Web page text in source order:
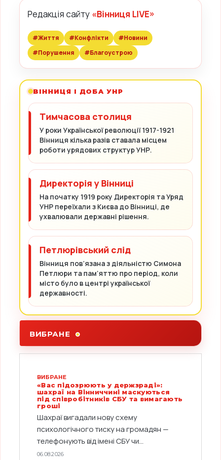
Редакція сайту «Вінниця LIVE»
#Життя #Конфлікти
#Новини
#Порушення
#Благоустрою
ВІННИЦЯ І ДОБА УНР
Тимчасова столиця
У роки Української революції 1917-1921
Вінниця кілька разів ставала місцем
роботи урядових структур УНР.
Директорія у Вінниці
На початку 1919 року Директорія та Уряд
УНР переїхали з Києва до Вінниці, де
ухвалювали державні рішення.
Петлюрівський слід
Вінниця пов’язана з діяльністю Симона
Петлюри та пам’яттю про період, коли
місто було в центрі української
державності.
ВИБРАНЕ
ВИБРАНЕ
«Вас підозрюють у держзраді»:
шахраї на Вінниччині маскуються
під співробітників СБУ та вимагають
гроші
Шахраї вигадали нову схему
психологічного тиску на громадян —
телефонують від імені СБУ чи...
06.08.2026